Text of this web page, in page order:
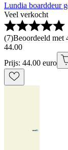
Lundia boarddeur
Veel verkocht
(7)Beoordeeld met
44.00
Prijs: 44.00 euro